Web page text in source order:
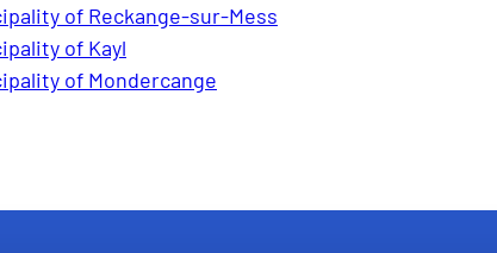
of Reckange-sur-Mess
of Kayl
of Mondercange